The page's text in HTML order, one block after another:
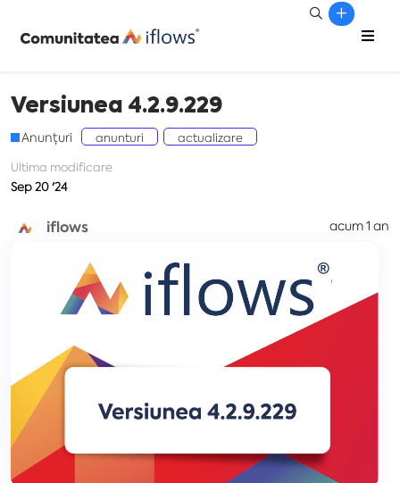
Versiunea 4.2.9.229
Anunțuri anunturi
actualizare
Ultima modificare
Sep 20 '24
iflows acum 1 an